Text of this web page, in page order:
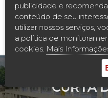
2ª
BOLSAS E
ENTRE
CURTA
publicidade e
conteúdo de seu
utilizar nossos serviços,
a política de
cookies. Mais